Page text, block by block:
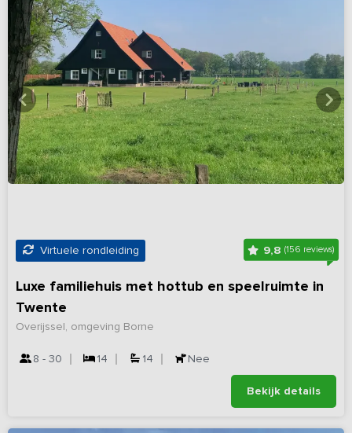
Virtuele rondleiding 9,8 (156 reviews)
Luxe familiehuis met hottub en speelruimte in
Twente
Overijssel, omgeving Borne
8 - 30 14 14 Nee
Bekijk details